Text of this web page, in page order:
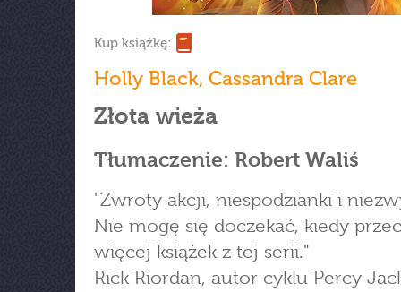
Kup książkę:
Holly Black, Cassandra Clare
Złota wieża
Tłumaczenie: Robert Waliś
"Zwroty akcji, niespodzianki i
Nie mogę się doczekać, kiedy
więcej książek z tej serii."
Rick Riordan, autor cyklu Percy